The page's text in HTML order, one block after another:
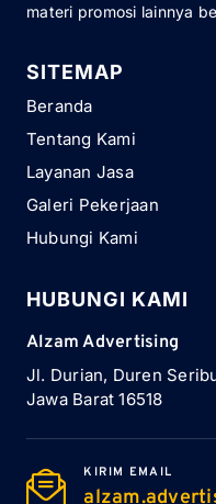
materi promosi lainnya
SITEMAP
Beranda
Tentang Kami
Layanan Jasa
Galeri Pekerjaan
Hubungi Kami
HUBUNGI KAMI
Alzam Advertising
Jl. Durian, Duren
Jawa Barat 16518
KIRIM EMAIL